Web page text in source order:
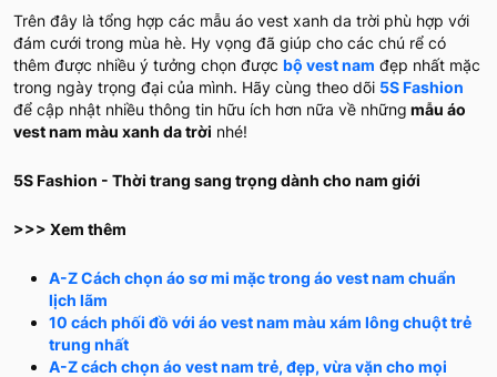
Trên đây là tổng hợp các mẫu áo vest xanh da trời phù hợp với
đám cưới trong mùa hè. Hy vọng đã giúp cho các chú rể có
thêm được nhiều ý tưởng chọn được bộ vest nam đẹp nhất mặc
trong ngày trọng đại của mình. Hãy cùng theo dõi 5S Fashion
để cập nhật nhiều thông tin hữu ích hơn nữa về những mẫu áo
vest nam màu xanh da trời nhé!
5S Fashion - Thời trang sang trọng dành cho nam giới
>>> Xem thêm
A-Z Cách chọn áo sơ mi mặc trong áo vest nam chuẩn
lịch lãm
10 cách phối đồ với áo vest nam màu xám lông chuột trẻ
trung nhất
A-Z cách chọn áo vest nam trẻ, đẹp, vừa vặn cho mọi